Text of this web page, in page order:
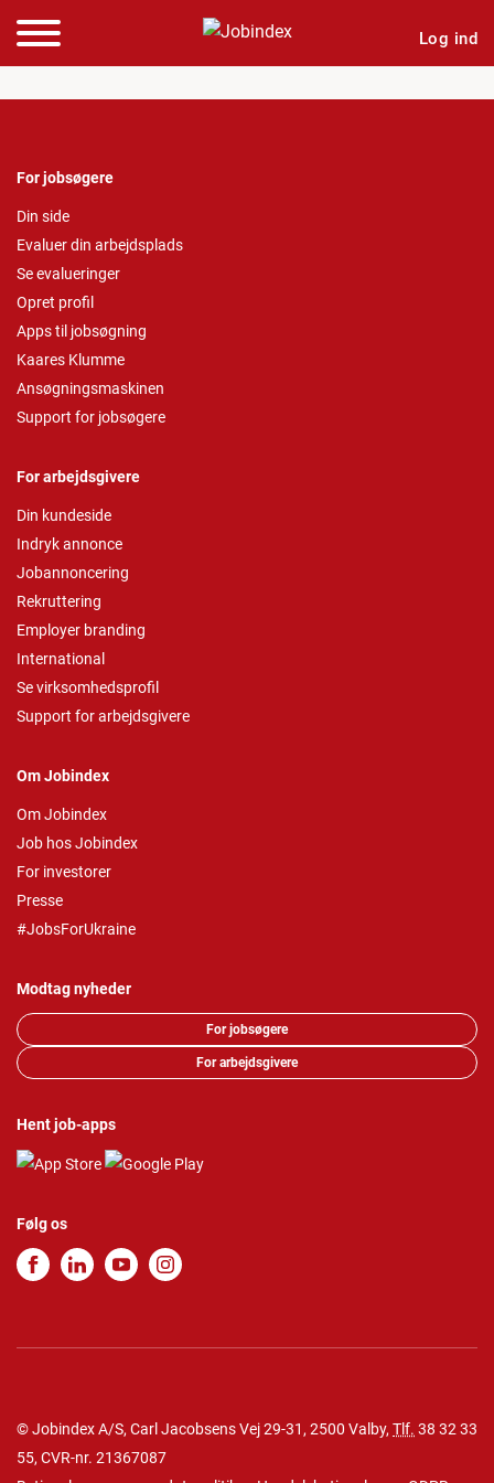
Log ind
For jobsøgere
Din side
Evaluer din arbejdsplads
Se evalueringer
Opret profil
Apps til jobsøgning
Kaares Klumme
Ansøgningsmaskinen
Support for jobsøgere
For arbejdsgivere
Din kundeside
Indryk annonce
Jobannoncering
Rekruttering
Employer branding
International
Se virksomhedsprofil
Support for arbejdsgivere
Om Jobindex
Om Jobindex
Job hos Jobindex
For investorer
Presse
#JobsForUkraine
Modtag nyheder
For jobsøgere
For arbejdsgivere
Hent job-apps
Følg os
© Jobindex A/S, Carl Jacobsens Vej 29-31, 2500 Valby, Tlf. 38 32 33
55, CVR-nr. 21367087